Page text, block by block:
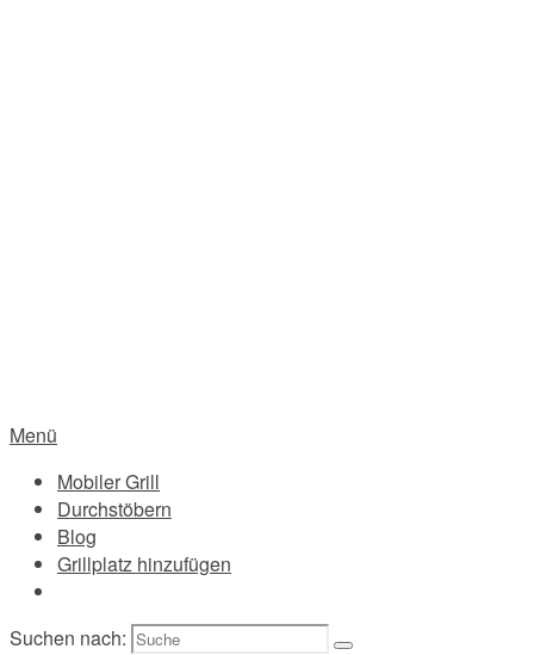
Menü
Mobiler Grill
Durchstöbern
Blog
Grillplatz hinzufügen
Suchen nach: